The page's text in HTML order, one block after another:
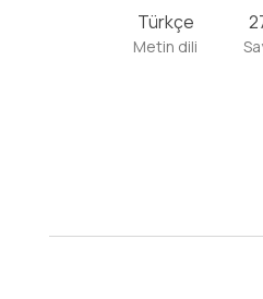
Türkçe
Metin dili